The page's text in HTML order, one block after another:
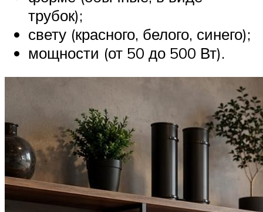
трубок);
свету (красного, белого, синего);
мощности (от 50 до 500 Вт).